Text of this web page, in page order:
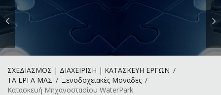
ΣΧΕΔΙΑΣΜΟΣ | ΔΙΑΧΕΙΡΙΣΗ | ΚΑΤΑΣΚΕΥΗ ΕΡΓΩΝ
ΤΑ ΕΡΓΑ ΜΑΣ
Ξενοδοχειακές Μονάδες
Κατασκευή Μηχανοστασίου WaterPark